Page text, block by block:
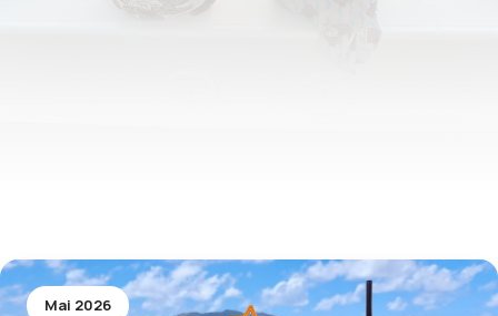
Mai 2026